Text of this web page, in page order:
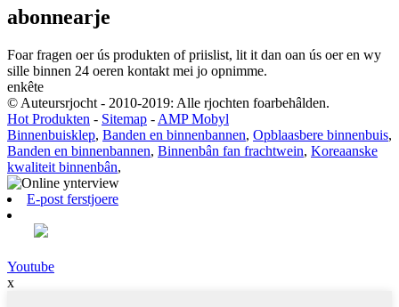
abonnearje
Foar fragen oer ús produkten of priislist, lit it dan oan ús oer en wy
sille binnen 24 oeren kontakt mei jo opnimme.
enkête
© Auteursrjocht - 2010-2019: Alle rjochten foarbehâlden.
Hot Produkten - Sitemap - AMP Mobyl
Binnenbuisklep, Banden en binnenbannen, Opblaasbere binnenbuis,
Banden en binnenbannen, Binnenbân fan frachtwein, Koreaanske
kwaliteit binnenbân,
E-post ferstjoere
Youtube
x